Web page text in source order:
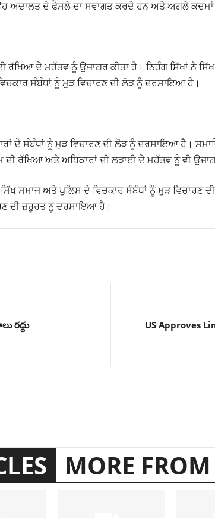
ਅਦਾਲਤ ਦੇ ਫੈਸਲੇ ਦਾ ਸਵਾਗਤ ਕਰਦੇ ਹਨ ਅਤੇ ਅਗਲੇ ਕਦਮਾਂ
ਦੇ ਮਹੱਤਵ ਨੂੰ ਉਜਾਗਰ ਕੀਤਾ ਹੈ। ਨਿਹੰਗ ਸਿੱਖਾਂ ਨੇ
ਸੰਬੰਧਾਂ ਨੂੰ ਮੁੜ ਵਿਚਾਰਣ ਦੀ ਲੋੜ ਨੂੰ ਦਰਸਾਇਆ ਹੈ।
ਦੇ ਸੰਬੰਧਾਂ ਨੂੰ ਮੁੜ ਵਿਚਾਰਣ ਦੀ ਲੋੜ ਨੂੰ ਦਰਸਾਇਆ ਹੈ।
ਰੱਖਿਆ ਅਤੇ ਅਧਿਕਾਰਾਂ ਦੀ ਲੜਾਈ ਦੇ ਮਹੱਤਵ ਨੂੰ ਵੀ
ਸਮਾਜ ਅਤੇ ਪੁਲਿਸ ਦੇ ਵਿਚਕਾਰ ਸੰਬੰਧਾਂ ਨੂੰ ਮੁੜ
ਦੀ ਜ਼ਰੂਰਤ ਨੂੰ ਦਰਸਾਇਆ ਹੈ।
రద్దు
US Approves
MORE